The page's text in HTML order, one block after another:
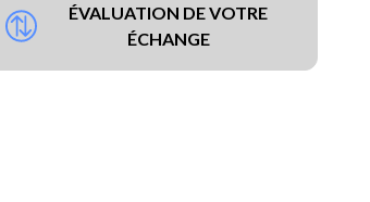
ÉVALUATION DE VOTRE
ÉCHANGE